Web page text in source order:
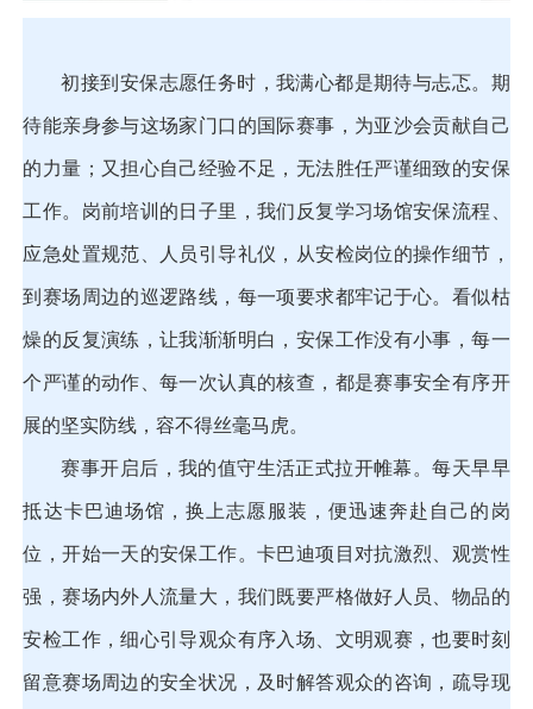
初接到安保志愿任务时，我满心都是期待与忐忑。期
待能亲身参与这场家门口的国际赛事，为亚沙会贡献自己
的力量；又担心自己经验不足，无法胜任严谨细致的安保
工作。岗前培训的日子里，我们反复学习场馆安保流程、
应急处置规范、人员引导礼仪，从安检岗位的操作细节，
到赛场周边的巡逻路线，每一项要求都牢记于心。看似枯
燥的反复演练，让我渐渐明白，安保工作没有小事，每一
个严谨的动作、每一次认真的核查，都是赛事安全有序开
展的坚实防线，容不得丝毫马虎。
赛事开启后，我的值守生活正式拉开帷幕。每天早早
抵达卡巴迪场馆，换上志愿服装，便迅速奔赴自己的岗
位，开始一天的安保工作。卡巴迪项目对抗激烈、观赏性
强，赛场内外人流量大，我们既要严格做好人员、物品的
安检工作，细心引导观众有序入场、文明观赛，也要时刻
留意赛场周边的安全状况，及时解答观众的咨询，疏导现